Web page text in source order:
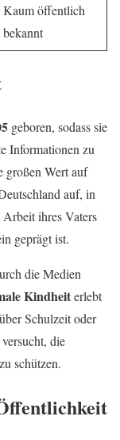
Kaum öffentlich
bekannt
geboren, sodass sie
Informationen zu
großen Wert auf
auf, in
ihres Vaters
geprägt ist.
die Medien
Kindheiterlebt
Schulzeit oder
die
schützen.